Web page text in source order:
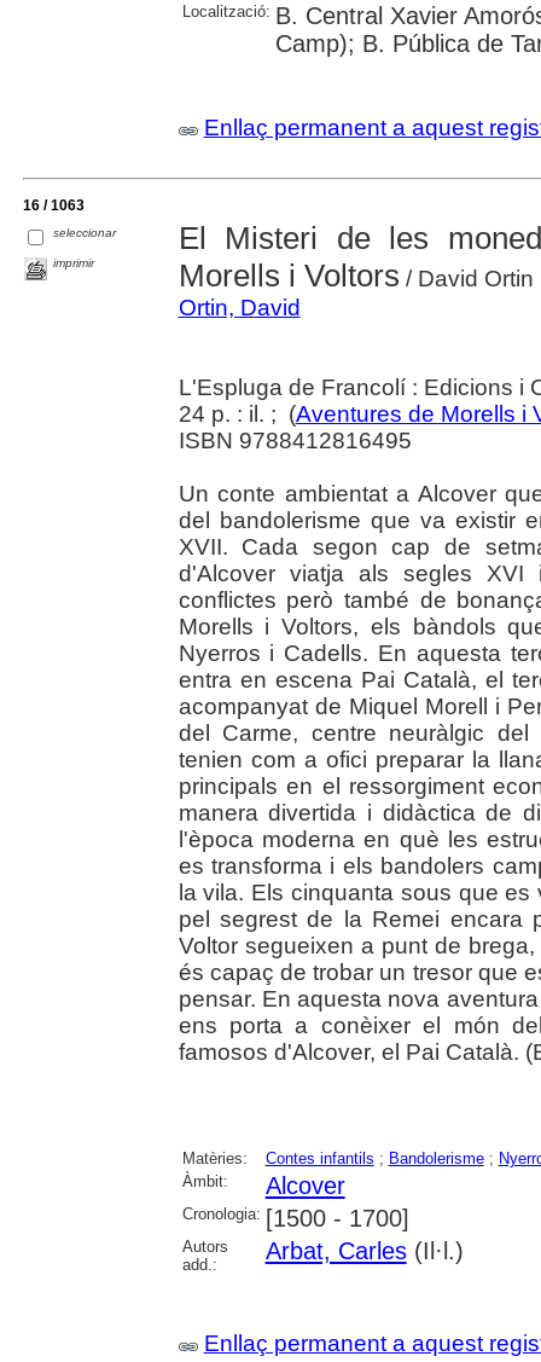
Localització: B. Central Xavier
Camp); B. Pública de
Enllaç permanent a aquest
16 / 1063
seleccionar
imprimir
El Misteri de les
Morells i Voltors / David Ortin
Ortin, David
L'Espluga de Francolí : Edicions i
24 p. : il. ; (Aventures de Morells i
ISBN 9788412816495
Un conte ambientat a Alcover
del bandolerisme que va existir
XVII. Cada segon cap de
d'Alcover viatja als segles
conflictes però també de
Morells i Voltors, els bàndols
Nyerros i Cadells. En aquesta
entra en escena Pai Català, el
acompanyat de Miquel Morell i
del Carme, centre neuràlgic
tenien com a ofici preparar la
principals en el ressorgiment
manera divertida i didàctica de
l'època moderna en què les
es transforma i els bandolers
la vila. Els cinquanta sous que
pel segrest de la Remei encara
Voltor segueixen a punt de
és capaç de trobar un tresor que
pensar. En aquesta nova
ens porta a conèixer el món
famosos d'Alcover, el Pai Català.
Matèries: Contes infantils ; Bandolerisme;
Àmbit:
Alcover
Cronologia: [1500 - 1700]
Autors
add.:
Arbat, Carles(Il·l.)
Enllaç permanent a aquest